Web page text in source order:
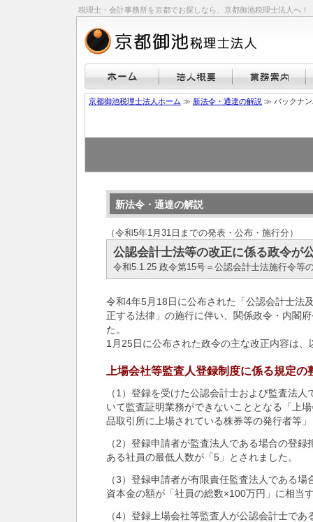
税理士・会計事務所を京都でお探しなら、京都御池税理士法人へ！
京都御池税理士法人ホーム ≫ 新法令・通達の解説 ≫ バックナン
新法令・通達の解説
（令和5年1月31日までの発表・公布・施行分）
公認会計士法等の改正に係る政令が
令和5.1.25 政令第15号＝公認会計士法施行令
令和4年5月18日に公布された「公認会計士法
正する法律」の施行に伴い、関係政令・内閣
た。
1月25日に公布された政令の主な改正内容は、
上場会社等監査人登録制度に係る規定の
（1）登録を受けた公認会計士および監査法
いて監査証明業務ができないこととなる「上
品取引所に上場されている株券等の発行者等
（2）登録申請者が監査法人である場合の登
ある社員の最低人数が「5」とされました。
（3）登録申請者が有限責任監査法人である
資本金の額が「社員の総数×100万円」に相当
（4）登録上場会社等監査人が公認会計士で